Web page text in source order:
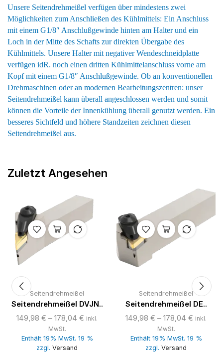
Unsere Seitendrehmeißel verfügen über mindestens zwei
Möglichkeiten zum Anschließen des Kühlmittels: Ein Anschluss
mit einem G1/8″ Anschlußgewinde hinten am Halter und ein
Loch in der Mitte des Schafts zur direkten Übergabe des
Kühlmittels. Unsere Halter mit negativer Wendeschneidplatte
verfügen idR. noch einen dritten Kühlmittelanschluss vorne am
Kopf mit einem G1/8″ Anschlußgewinde. Ob an konventionellen
Drehmaschinen oder an modernen Bearbeitungszentren: unser
Seitendrehmeißel kann überall angeschlossen werden und somit
können die Vorteile der Innenkühlung überall genutzt werden. Ein
besseres Sichtfeld und höhere Standzeiten zeichnen diesen
Seitendrehmeißel aus.
Zuletzt Angesehen
Seitendrehmeißel
Seitendrehmeißel DVJN..
149,98 € – 178,04 € inkl.
MwSt.
Enthält 19% MwSt. 19 %
zzgl. Versand
Seitendrehmeißel
Seitendrehmeißel DE..
149,98 € – 178,04 € inkl.
MwSt.
Enthält 19% MwSt. 19 %
zzgl. Versand